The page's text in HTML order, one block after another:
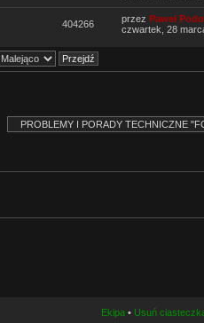
404266 przezPaweł
czwartek, 28
Ekipa• Usuń